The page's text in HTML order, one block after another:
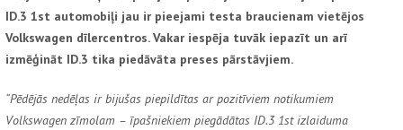
ID.3 1st automobiļi jau ir pieejami testa braucienam vietējos
Volkswagen dīlercentros. Vakar iespēja tuvāk iepazīt un arī
izmēģināt ID.3 tika piedāvāta preses pārstāvjiem.
“Pēdējās nedēļas ir bijušas piepildītas ar pozitīviem notikumiem
Volkswagen zīmolam – īpašniekiem piegādātas ID.3 1stizlaiduma